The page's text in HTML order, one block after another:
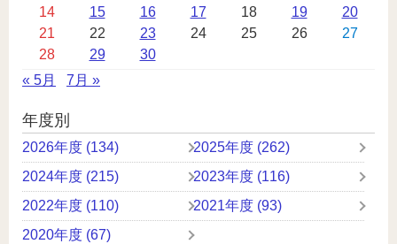
14
15 16 17 18 19
20
21
22 23 24 25 26
27
28
29
30
« 5月
7月 »
年度別
2026年度 (134)
2025年度 (262)
2024年度 (215)
2023年度 (116)
2022年度 (110)
2021年度 (93)
2020年度 (67)